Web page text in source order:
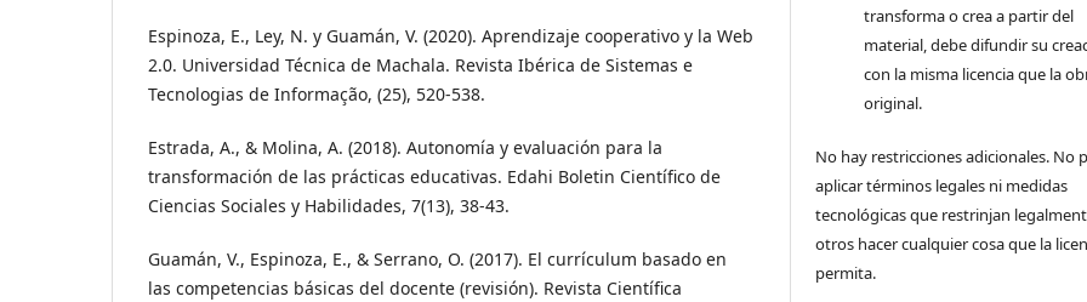
Espinoza, E., Ley, N. y Guamán, V. (2020). Aprendizaje cooperativo y la Web
2.0. Universidad Técnica de Machala. Revista Ibérica de Sistemas e
Tecnologias de Informação, (25), 520-538.
Estrada, A., & Molina, A. (2018). Autonomía y evaluación para la
transformación de las prácticas educativas. Edahi Boletin Científico de
Ciencias Sociales y Habilidades, 7(13), 38-43.
Guamán, V., Espinoza, E., & Serrano, O. (2017). El currículum basado en
las competencias básicas del docente (revisión). Revista Científica
transforma o crea a partir del
material, debe difundir su
con la misma licencia que la
original.
No hay restricciones adicionales. No
aplicar términos legales ni medidas
tecnológicas que restrinjan
otros hacer cualquier cosa que la
permita.